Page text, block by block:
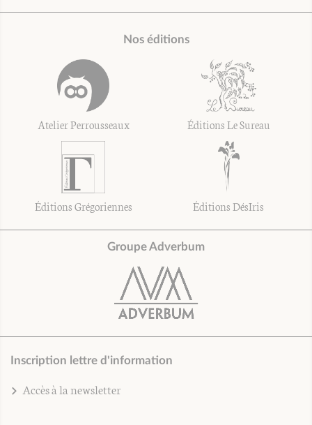
Nos éditions
Atelier Perrousseaux Éditions Le Sureau
Éditions Grégoriennes Éditions DésIris
Groupe Adverbum
Inscription lettre d'information
Accès à la newsletter